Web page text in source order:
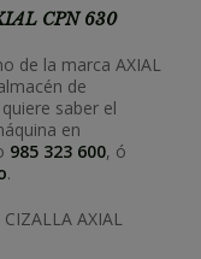
CPN 630
de la marca AXIAL
de
saber el
en
985 323 600, ó
.
AXIAL